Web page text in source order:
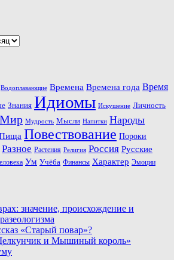
Водоплавающие Времена Времена года Время
Знания Идиомы Искушение Личность
Мир Мудрость Мысли Напитки Народы
Повествование Пороки
Разное Растения Религия Россия Русские
Ум Учёба Финансы Характер Эмоции
значение, происхождение и
«Старый повар»?
и Мышиный король»